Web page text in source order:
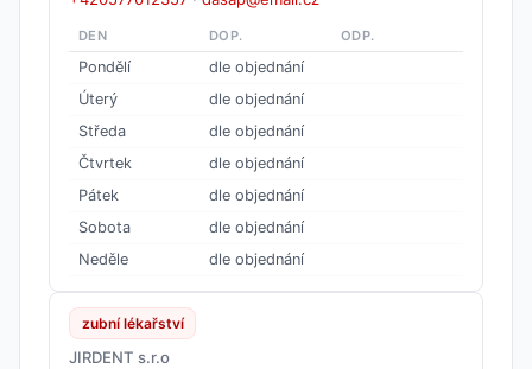
DEN DOP. ODP.
Pondělí
dle objednání
Úterý
dle objednání
Středa
dle objednání
Čtvrtek
dle objednání
Pátek
dle objednání
Sobota
dle objednání
Neděle
dle objednání
zubní lékařství
JIRDENT s.r.o